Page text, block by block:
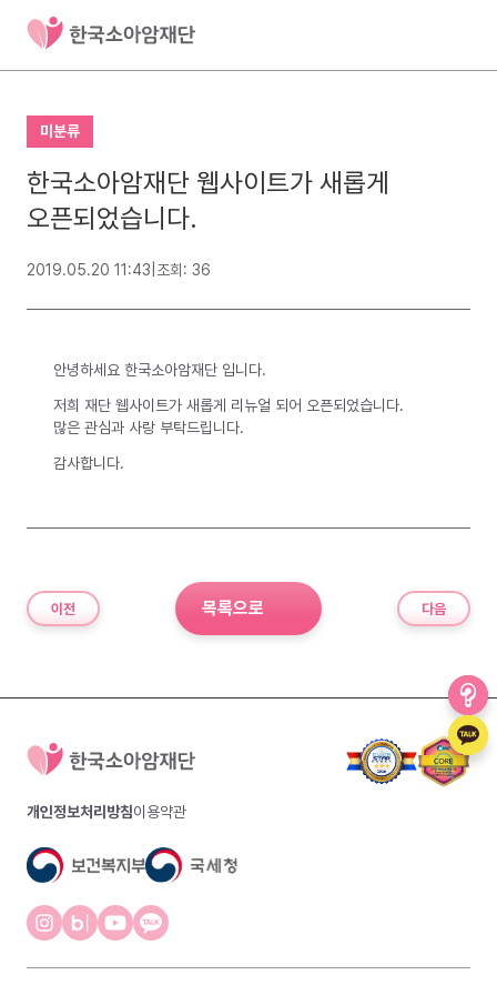
미분류
한국소아암재단 웹사이트가 새롭게
오픈되었습니다.
2019.05.20 11:43 조회: 36
안녕하세요 한국소아암재단 입니다.
저희 재단 웹사이트가 새롭게 리뉴얼 되어 오픈되었습니다.
많은 관심과 사랑 부탁드립니다.
감사합니다.
이전 목록으로 다음
개인정보처리방침이용약관